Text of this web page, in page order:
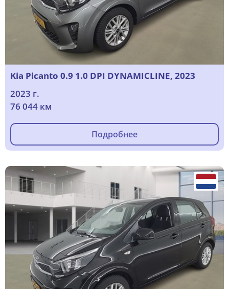
Kia Picanto 0.9 1.0 DPI DYNAMICLINE, 2023
2023 г.
76 044 км
Подробнее